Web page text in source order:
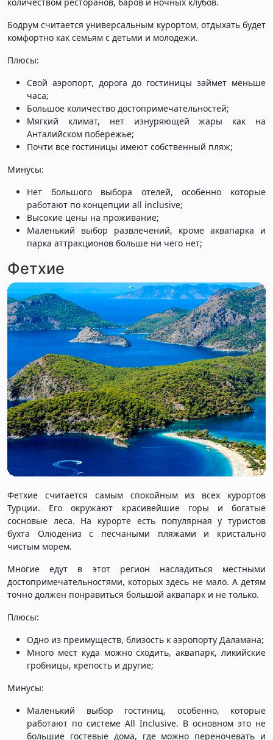
Бодрум считается универсальным курортом, отдыхать будет
комфортно как семьям с детьми и молодежи.
Плюсы:
Свой аэропорт, дорога до гостиницы займет меньше
часа;
Большое количество достопримечательностей;
Мягкий климат, нет изнуряющей жары как на
Анталийском побережье;
Почти все гостиницы имеют собственный пляж;
Минусы:
Нет большого выбора отелей, особенно которые
работают по концепции all inclusive;
Высокие цены на проживание;
Маленький выбор развлечений, кроме аквапарка и
парка аттракционов больше ни чего нет;
Фетхие
Фетхие считается самым спокойным из всех курортов
Турции. Его окружают красивейшие горы и богатые
сосновые леса. На курорте есть популярная у туристов
бухта Олюдениз с песчаными пляжами и кристально
чистым морем.
Многие едут в этот регион насладиться местными
достопримечательностями, которых здесь не мало. А детям
точно должен понравиться большой аквапарк и не только.
Плюсы:
Одно из преимуществ, близость к аэропорту Даламана;
Много мест куда можно сходить, аквапарк, ликийские
гробницы, крепость и другие;
Минусы:
Маленький выбор гостиниц, особенно, которые
работают по системе All Inclusive. В основном это не
большие гостевые дома, где можно переночевать и